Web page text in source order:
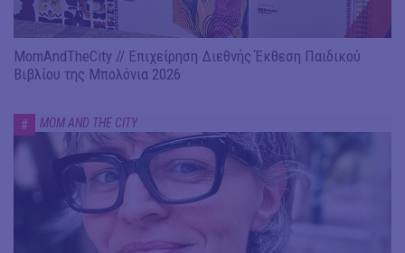
MomAndTheCity // Επιχείρηση Διεθνής Έκθεση Παιδικού
Βιβλίου της Μπολόνια 2026
# MOM AND THE CITY